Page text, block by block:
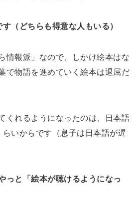
（どちらも得意な人もいる）
情報派」なので、しかけ絵本はな
で物語を進めていく絵本は退屈だ
くれるようになったのは、日本語
いからです（息子は日本語が遅
っと「絵本が聴けるようになっ